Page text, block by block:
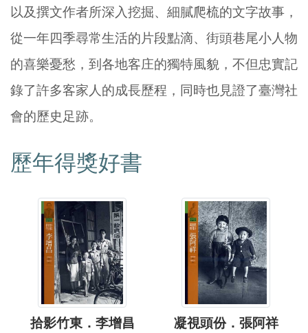
以及撰文作者所深入挖掘、細膩爬梳的文字故事，
從一年四季尋常生活的片段點滴、街頭巷尾小人物
的喜樂憂愁，到各地客庄的獨特風貌，不但忠實記
錄了許多客家人的成長歷程，同時也見證了臺灣社
會的歷史足跡。
歷年得獎好書
拾影竹東．李增昌
凝視頭份．張阿祥